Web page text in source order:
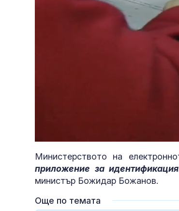
Министерството на
приложение за
министър Божидар Божанов.
Още по темата